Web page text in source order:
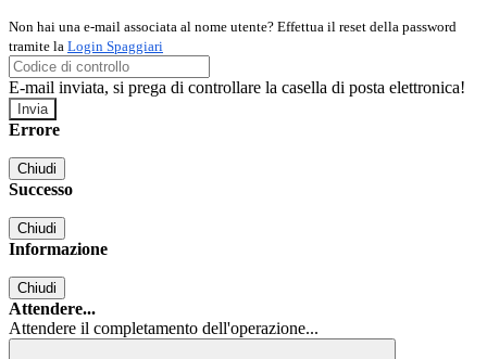
Non hai una e-mail associata al nome utente? Effettua il reset della password
tramite la Login Spaggiari
E-mail inviata, si prega di controllare la casella di posta elettronica!
Errore
Chiudi
Successo
Chiudi
Informazione
Chiudi
Attendere...
Attendere il completamento dell'operazione...